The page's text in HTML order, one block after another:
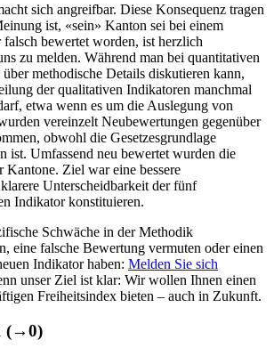
sich angreifbar. Diese Konsequenz tragen
ist, «sein» Kanton sei bei einem
bewertet worden, ist herzlich
zu melden. Während man bei quantitativen
methodische Details diskutieren kann,
der qualitativen Indikatoren manchmal
etwa wenn es um die Auslegung von
vereinzelt Neubewertungen gegenüber
obwohl die Gesetzesgrundlage
ist. Umfassend neu bewertet wurden die
Kantone. Ziel war eine bessere
Unterscheidbarkeit der fünf
Indikator konstituieren.
Schwäche in der Methodik
eine falsche Bewertung vermuten oder einen
Indikator haben: Melden Sie sich
unser Ziel ist klar: Wir wollen Ihnen einen
Freiheitsindex bieten – auch in Zukunft.
(→0)